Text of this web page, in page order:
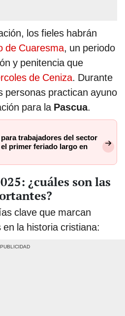
los fieles habrán
de Cuaresma, un periodo
y penitencia que
de Ceniza. Durante
personas practican ayuno
para la Pascua.
trabajadores del sector
primer feriado largo en
¿cuáles son las
clave que marcan
la historia cristiana: